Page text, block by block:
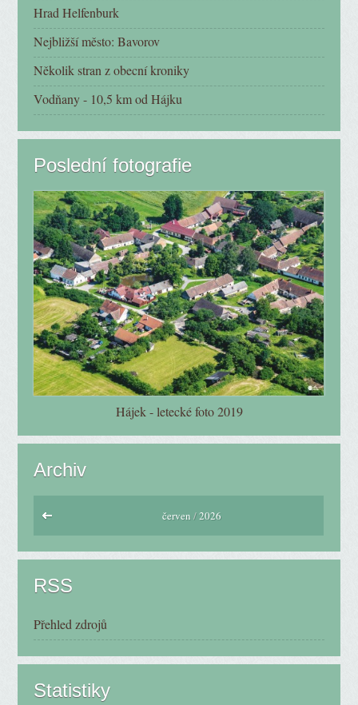
Hrad Helfenburk
Nejbližší město: Bavorov
Několik stran z obecní kroniky
Vodňany - 10,5 km od Hájku
Poslední fotografie
Hájek - letecké foto 2019
Archiv
červen /2026
RSS
Přehled zdrojů
Statistiky